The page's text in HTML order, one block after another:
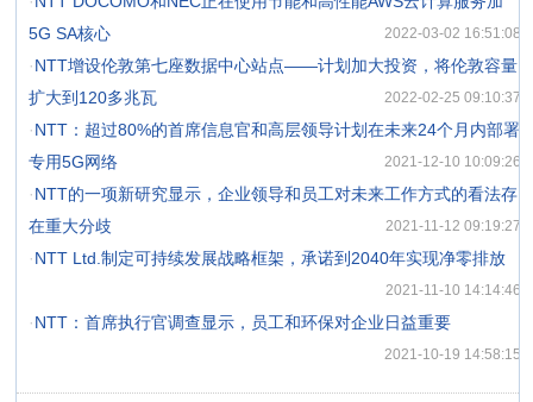
5G SA核心
2022-03-02 16:51:08
·NTT增设伦敦第七座数据中心站点——计划加大投资，将伦敦容量
扩大到120多兆瓦
2022-02-25 09:10:37
·NTT：超过80%的首席信息官和高层领导计划在未来24个月内部署
专用5G网络
2021-12-10 10:09:26
·NTT的一项新研究显示，企业领导和员工对未来工作方式的看法存
在重大分歧
2021-11-12 09:19:27
·NTT Ltd.制定可持续发展战略框架，承诺到2040年实现净零排放
2021-11-10 14:14:46
·NTT：首席执行官调查显示，员工和环保对企业日益重要
2021-10-19 14:58:15